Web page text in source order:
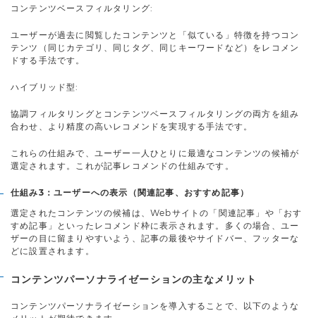
コンテンツベースフィルタリング:
ユーザーが過去に閲覧したコンテンツと「似ている」特徴を持つコン
テンツ（同じカテゴリ、同じタグ、同じキーワードなど）をレコメン
ドする手法です。
ハイブリッド型:
協調フィルタリングとコンテンツベースフィルタリングの両方を組み
合わせ、より精度の高いレコメンドを実現する手法です。
これらの仕組みで、ユーザー一人ひとりに最適なコンテンツの候補が
選定されます。これが記事レコメンドの仕組みです。
仕組み3：ユーザーへの表示（関連記事、おすすめ記事）
選定されたコンテンツの候補は、Webサイトの「関連記事」や「おす
すめ記事」といったレコメンド枠に表示されます。多くの場合、ユー
ザーの目に留まりやすいよう、記事の最後やサイドバー、フッターな
どに設置されます。
コンテンツパーソナライゼーションの主なメリット
コンテンツパーソナライゼーションを導入することで、以下のような